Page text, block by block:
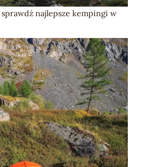
najlepsze kempingi w